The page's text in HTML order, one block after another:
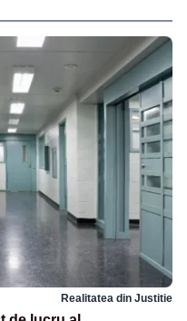
Realitatea din Justitie